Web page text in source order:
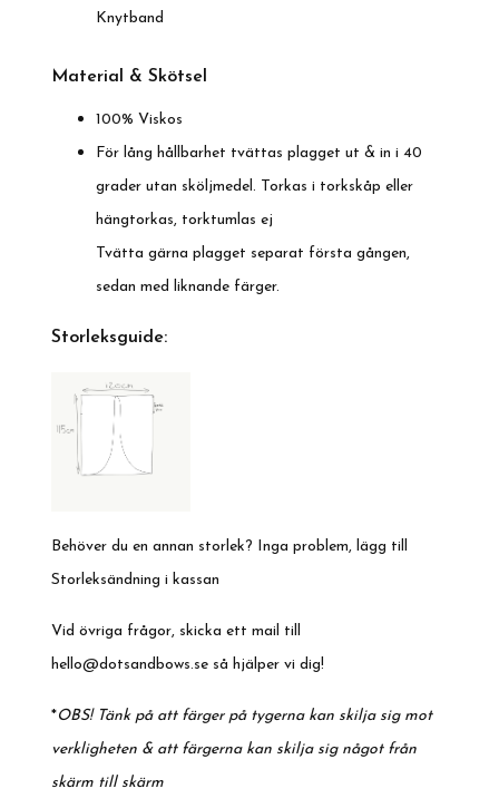
Knytband
Material & Skötsel
100% Viskos
För lång hållbarhet tvättas plagget ut & in i 40
grader utan sköljmedel. Torkas i torkskåp eller
hängtorkas, torktumlas ej
Tvätta gärna plagget separat första gången,
sedan med liknande färger.
Storleksguide:
Behöver du en annan storlek? Inga problem, lägg till
Storleksändning i kassan
Vid övriga frågor, skicka ett mail till
hello@dotsandbows.se så hjälper vi dig!
*OBS! Tänk på att färger på tygerna kan skilja sig mot
verkligheten & att färgerna kan skilja sig något från
skärm till skärm